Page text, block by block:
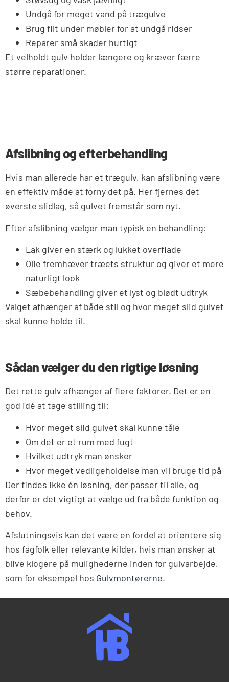
Undgå for meget vand på trægulve
Brug filt under møbler for at undgå ridser
Reparer små skader hurtigt
Et velholdt gulv holder længere og kræver færre
større reparationer.
Afslibning og efterbehandling
Hvis man allerede har et trægulv, kan afslibning være
en effektiv måde at forny det på. Her fjernes det
øverste slidlag, så gulvet fremstår som nyt.
Efter afslibning vælger man typisk en behandling:
Lak giver en stærk og lukket overflade
Olie fremhæver træets struktur og giver et mere
naturligt look
Sæbebehandling giver et lyst og blødt udtryk
Valget afhænger af både stil og hvor meget slid gulvet
skal kunne holde til.
Sådan vælger du den rigtige løsning
Det rette gulv afhænger af flere faktorer. Det er en
god idé at tage stilling til:
Hvor meget slid gulvet skal kunne tåle
Om det er et rum med fugt
Hvilket udtryk man ønsker
Hvor meget vedligeholdelse man vil bruge tid på
Der findes ikke én løsning, der passer til alle, og
derfor er det vigtigt at vælge ud fra både funktion og
behov.
Afslutningsvis kan det være en fordel at orientere sig
hos fagfolk eller relevante kilder, hvis man ønsker at
blive klogere på mulighederne inden for gulvarbejde,
som for eksempel hos Gulvmontørerne.